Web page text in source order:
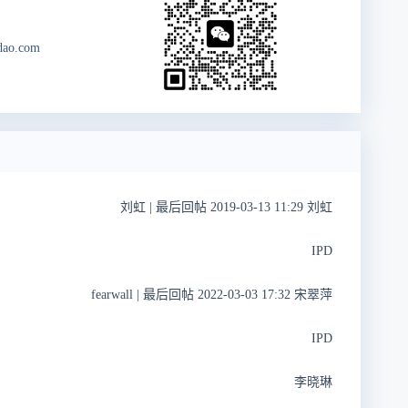
刘虹 最后回帖 2019-03-13 11:29 刘虹
IPD
fearwall 最后回帖 2022-03-03 17:32 宋翠萍
IPD
李晓琳